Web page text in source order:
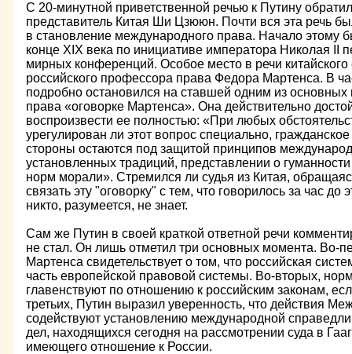
С 20-минутной приветственной речью к Путину
представитель Китая Ши Цзююн. Почти вся эта речь
в становление международного права. Начало этому
конце ХIХ века по инициативе императора Николая II
мирных конференций. Особое место в речи китайского
российского профессора права Федора Мартенса. В
подробно остановился на ставшей одним из
права «оговорке Мартенса». Она действительно
воспроизвести ее полностью: «При любых
урегулирован ли этот вопрос специально,
стороны остаются под защитой принципов
установленных традиций, представлении о
норм морали». Стремился ли судья из Китая,
связать эту "оговорку" с тем, что говорилось за час до
никто, разумеется, не знает.
Сам же Путин в своей краткой ответной речи
не стал. Он лишь отметил три основных момента. Во-
Мартенса свидетельствует о том, что российская
часть европейской правовой системы. Во-вторых,
главенствуют по отношению к российским законам,
третьих, Путин выразил уверенность, что действия
содействуют установлению международной
дел, находящихся сегодня на рассмотрении суда в
имеющего отношение к России.